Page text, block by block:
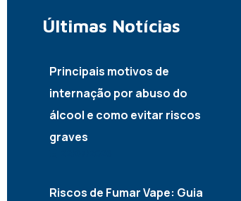
Últimas Notícias
Principais motivos de
internação por abuso do
álcool e como evitar riscos
graves
Riscos de Fumar Vape: Guia